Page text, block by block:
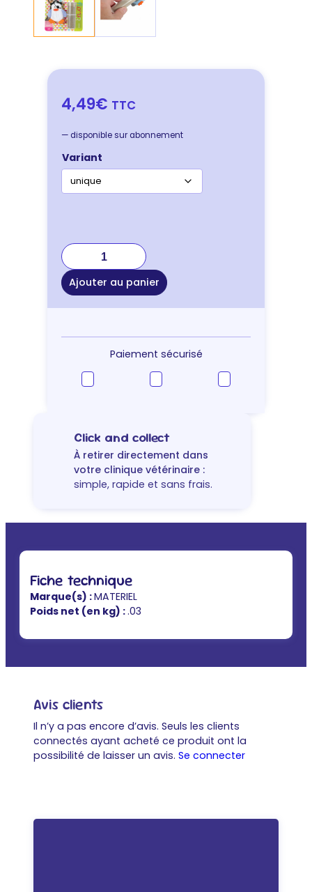
4,49€ TTC
— disponible sur abonnement
Variant
quantité
de
JOUET
CHAT
PIRATE
Ajouter au panier
Paiement sécurisé
Click and collect
À retirer directement dans
votre clinique vétérinaire :
simple, rapide et sans frais.
Fiche technique
Marque(s) :MATERIEL
Poids net (en kg) :.03
Avis clients
Il n’y a pas encore d’avis. Seuls les clients
connectés ayant acheté ce produit ont la
possibilité de laisser un avis. Se connecter